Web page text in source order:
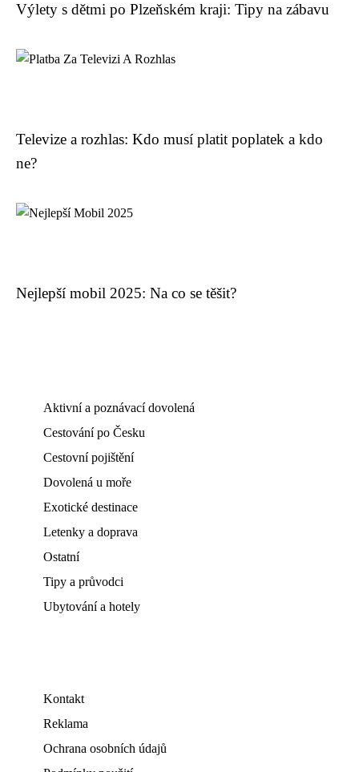
Výlety s dětmi po Plzeňském kraji: Tipy na zábavu
Televize a rozhlas: Kdo musí platit poplatek a kdo
ne?
Nejlepší mobil 2025: Na co se těšit?
Aktivní a poznávací dovolená
Cestování po Česku
Cestovní pojištění
Dovolená u moře
Exotické destinace
Letenky a doprava
Ostatní
Tipy a průvodci
Ubytování a hotely
Kontakt
Reklama
Ochrana osobních údajů